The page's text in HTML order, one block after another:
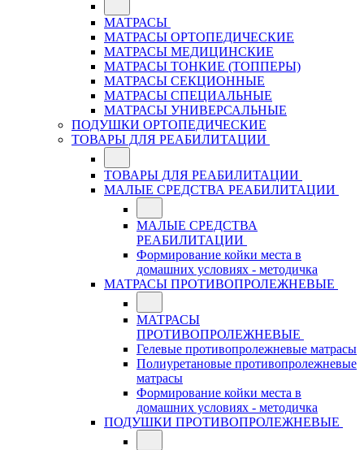
МАТРАСЫ
МАТРАСЫ ОРТОПЕДИЧЕСКИЕ
МАТРАСЫ МЕДИЦИНСКИЕ
МАТРАСЫ ТОНКИЕ (ТОППЕРЫ)
МАТРАСЫ СЕКЦИОННЫЕ
МАТРАСЫ СПЕЦИАЛЬНЫЕ
МАТРАСЫ УНИВЕРСАЛЬНЫЕ
ПОДУШКИ ОРТОПЕДИЧЕСКИЕ
ТОВАРЫ ДЛЯ РЕАБИЛИТАЦИИ
ТОВАРЫ ДЛЯ РЕАБИЛИТАЦИИ
МАЛЫЕ СРЕДСТВА РЕАБИЛИТАЦИИ
МАЛЫЕ СРЕДСТВА
РЕАБИЛИТАЦИИ
Формирование койки места в
домашних условиях - методичка
МАТРАСЫ ПРОТИВОПРОЛЕЖНЕВЫЕ
МАТРАСЫ
ПРОТИВОПРОЛЕЖНЕВЫЕ
Гелевые противопролежневые матрасы
Полиуретановые противопролежневые
матрасы
Формирование койки места в
домашних условиях - методичка
ПОДУШКИ ПРОТИВОПРОЛЕЖНЕВЫЕ